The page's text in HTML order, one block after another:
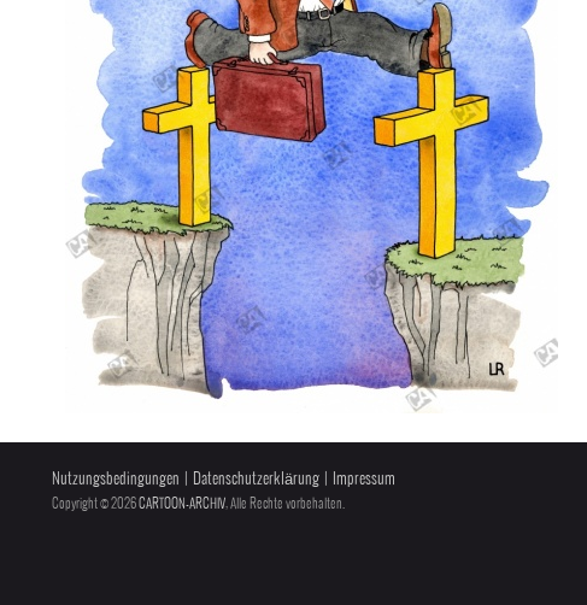
Nutzungsbedingungen Datenschutzerklärung Impressum
Copyright © 2026CARTOON-ARCHIV, Alle Rechte vorbehalten.